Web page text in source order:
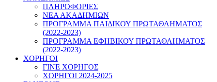
ΠΛΗΡΟΦΟΡΙΕΣ
ΝΕΑ ΑΚΑΔΗΜΙΩΝ
ΠΡΟΓΡΑΜΜΑ ΠΑΙΔΙΚΟΥ ΠΡΩΤΑΘΛΗΜΑΤΟΣ
(2022-2023)
ΠΡΟΓΡΑΜΜΑ ΕΦΗΒΙΚΟΥ ΠΡΩΤΑΘΛΗΜΑΤΟΣ
(2022-2023)
ΧΟΡΗΓΟΙ
ΓΙΝΕ ΧΟΡΗΓΟΣ
ΧΟΡΗΓΟΙ 2024-2025